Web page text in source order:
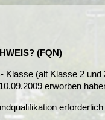
(FQN)
Klasse (alt Klasse 2
erworben